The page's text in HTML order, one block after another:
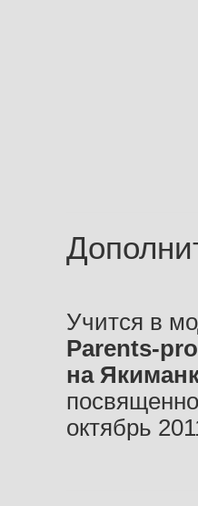
Учится в
Parents-
на
октябрь